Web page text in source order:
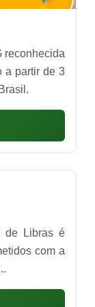
reconhecida
a partir de 3
de Libras é
com a